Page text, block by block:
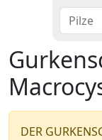
DER